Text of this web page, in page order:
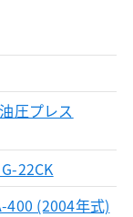
圧プレス
22CK
(2004年式)